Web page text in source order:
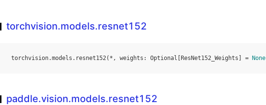
torchvision.models.resnet152
torchvision.models . resnet152( * , weights : Optional ResNet152_Weights = None
paddle.vision.models.resnet152